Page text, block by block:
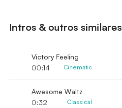
Intros & outros similares
Victory Feeling
00:14
Cinematic
Awesome Waltz
0:32
Classical